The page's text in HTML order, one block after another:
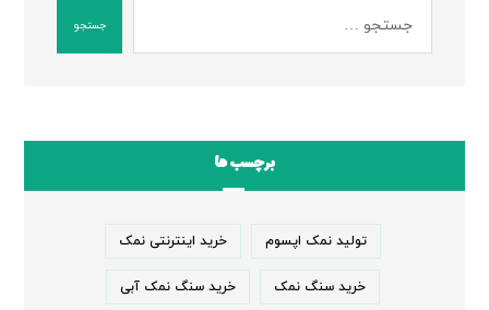
جستجو
برچسب ها
تولید نمک اپسوم خرید اینترنتی نمک
خرید سنگ نمک خرید سنگ نمک آبی